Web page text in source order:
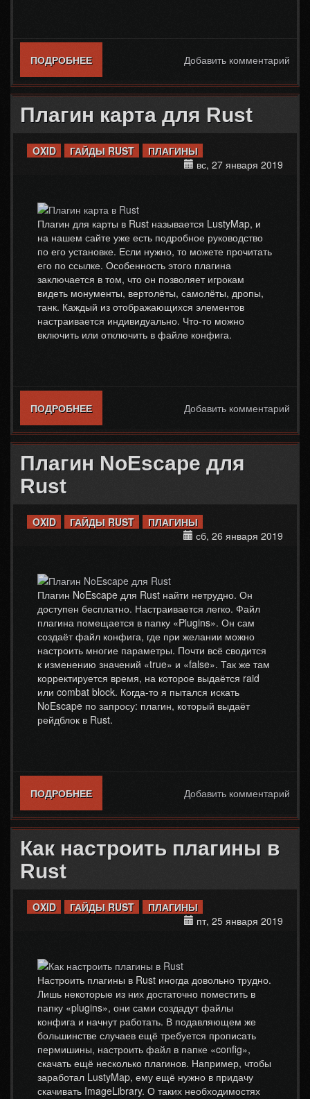
ПОДРОБНЕЕО КАК ЛЕТАТЬ АДМИНУ В RUST
Добавить комментарий
Плагин карта для Rust
OXID ГАЙДЫ RUST
ПЛАГИНЫ
вс, 27 января 2019
Плагин для карты в Rust называется LustyMap, и
на нашем сайте уже есть подробное руководство
по его установке. Если нужно, то можете прочитать
его по ссылке. Особенность этого плагина
заключается в том, что он позволяет игрокам
видеть монументы, вертолёты, самолёты, дропы,
танк. Каждый из отображающихся элементов
настраивается индивидуально. Что-то можно
включить или отключить в файле конфига.
ПОДРОБНЕЕО ПЛАГИН КАРТА ДЛЯ RUSTДобавить комментарий
Плагин NoEscape для
Rust
OXID ГАЙДЫ RUST
ПЛАГИНЫ
сб, 26 января 2019
Плагин NoEscape для Rust найти нетрудно. Он
доступен бесплатно. Настраивается легко. Файл
плагина помещается в папку «Plugins». Он сам
создаёт файл конфига, где при желании можно
настроить многие параметры. Почти всё сводится
к изменению значений «true» и «false». Так же там
корректируется время, на которое выдаётся raid
или combat block. Когда-то я пытался искать
NoEscape по запросу: плагин, который выдаёт
рейдблок в Rust.
ПОДРОБНЕЕО ПЛАГИН NOESCAPE ДЛЯ RUST
Добавить комментарий
Как настроить плагины в
Rust
OXID ГАЙДЫ RUST
ПЛАГИНЫ
пт, 25 января 2019
Настроить плагины в Rust иногда довольно трудно.
Лишь некоторые из них достаточно поместить в
папку «plugins», они сами создадут файлы
конфига и начнут работать. В подавляющем же
большинстве случаев ещё требуется прописать
пермишины, настроить файл в папке «config»,
скачать ещё несколько плагинов. Например, чтобы
заработал LustyMap, ему ещё нужно в придачу
скачивать ImageLibrary. О таких необходимостях